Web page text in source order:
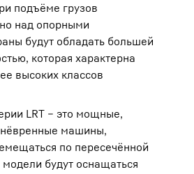
подъёме грузов
над опорными
будут обладать большей
которая характерна
высоких классов
LRT – это мощные,
машины,
по пересечённой
будут оснащаться